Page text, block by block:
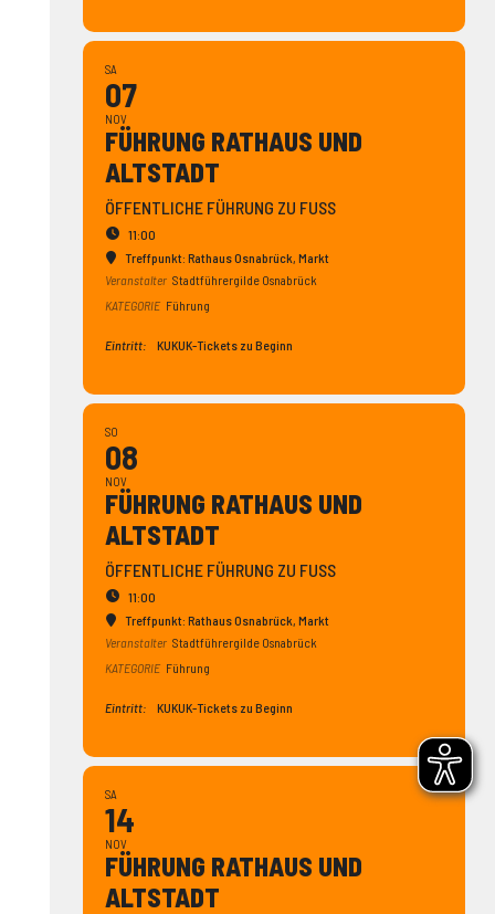
SA
07
NOV
FÜHRUNG RATHAUS UND
ALTSTADT
ÖFFENTLICHE FÜHRUNG ZU FUSS
11:00
Treffpunkt: Rathaus Osnabrück, Markt
Veranstalter Stadtführergilde Osnabrück
KATEGORIE Führung
Eintritt: KUKUK-Tickets zu Beginn
SO
08
NOV
FÜHRUNG RATHAUS UND
ALTSTADT
ÖFFENTLICHE FÜHRUNG ZU FUSS
11:00
Treffpunkt: Rathaus Osnabrück, Markt
Veranstalter Stadtführergilde Osnabrück
KATEGORIE Führung
Eintritt: KUKUK-Tickets zu Beginn
SA
14
NOV
FÜHRUNG RATHAUS UND
ALTSTADT